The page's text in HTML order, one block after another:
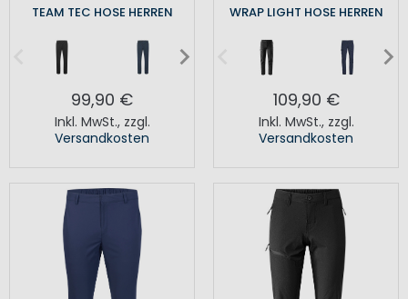
TEAM TEC HOSE HERREN
99,90 €
Inkl. MwSt., zzgl.
Versandkosten
WRAP LIGHT HOSE HERREN
109,90 €
Inkl. MwSt., zzgl.
Versandkosten